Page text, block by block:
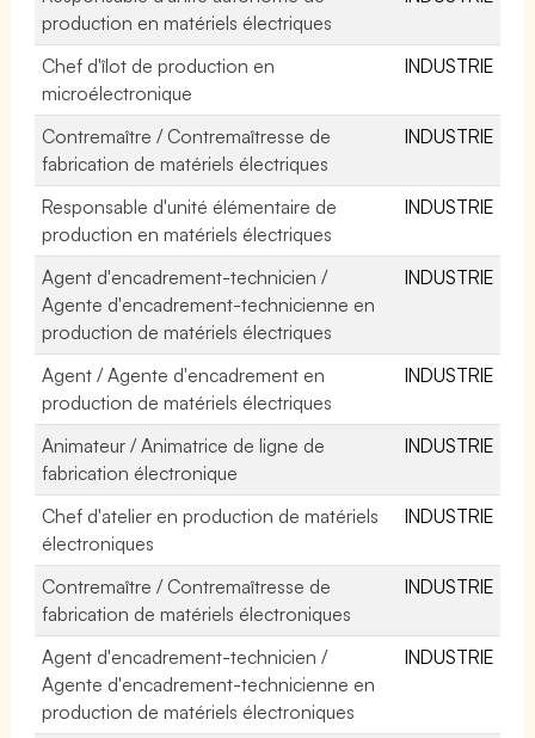
production en matériels électriques
Chef d'îlot de production en
microélectronique
INDUSTRIE
Contremaître / Contremaîtresse de
fabrication de matériels électriques
INDUSTRIE
Responsable d'unité élémentaire de
production en matériels électriques
INDUSTRIE
Agent d'encadrement-technicien /
Agente d'encadrement-technicienne en
production de matériels électriques
INDUSTRIE
Agent / Agente d'encadrement en
production de matériels électriques
INDUSTRIE
Animateur / Animatrice de ligne de
fabrication électronique
INDUSTRIE
Chef d'atelier en production de matériels
électroniques
INDUSTRIE
Contremaître / Contremaîtresse de
fabrication de matériels électroniques
INDUSTRIE
Agent d'encadrement-technicien /
Agente d'encadrement-technicienne en
production de matériels électroniques
INDUSTRIE